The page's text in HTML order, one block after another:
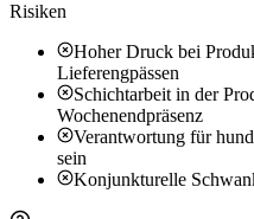
Risiken
Hoher Druck bei
Lieferengpässen
Schichtarbeit in der
Wochenendpräsenz
Verantwortung für
sein
Konjunkturelle